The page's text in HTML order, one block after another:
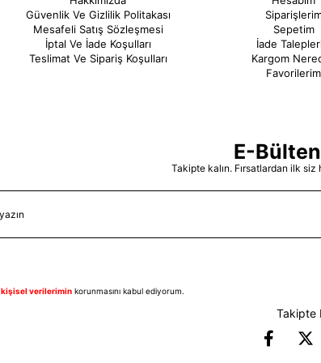
Güvenlik Ve Gizlilik Politakası
Mesafeli Satış Sözleşmesi
İptal Ve İade Koşulları
Teslimat Ve Sipariş Koşulları
Sepetim
İade
Kargom
Favorilerim
E-Bülten
Takipte kalın. Fırsatlardan ilk siz
kişisel verilerimin korunmasını kabul ediyorum.
Takipte